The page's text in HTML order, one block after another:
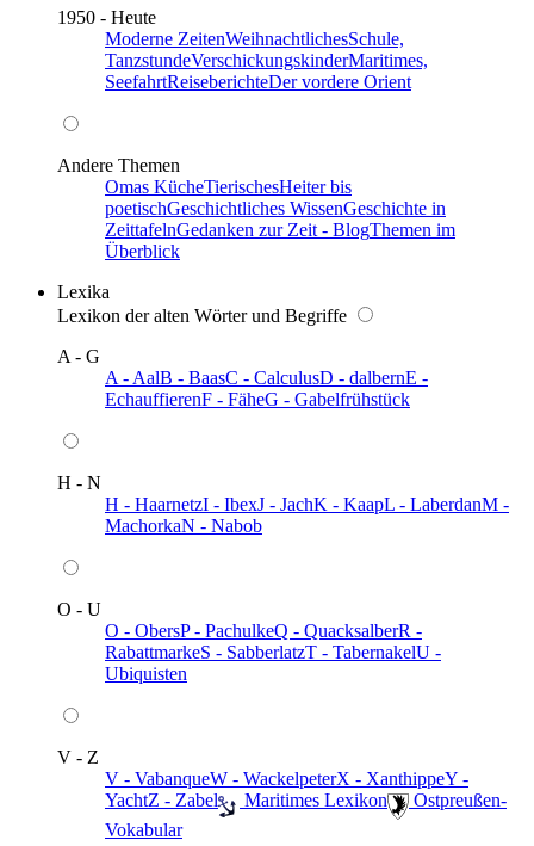
1950 - Heute
Moderne ZeitenWeihnachtlichesSchule,
TanzstundeVerschickungskinderMaritimes,
SeefahrtReiseberichteDer vordere Orient
Andere Themen
Omas KücheTierischesHeiter bis
poetischGeschichtliches WissenGeschichte in
ZeittafelnGedanken zur Zeit - BlogThemen im
Überblick
Lexika
Lexikon der alten Wörter und Begriffe
A - G
A - AalB - BaasC - CalculusD - dalbernE -
EchauffierenF - FäheG - Gabelfrühstück
H - N
H - HaarnetzI - IbexJ - JachK - KaapL - LaberdanM -
MachorkaN - Nabob
O - U
O - ObersP - PachulkeQ - QuacksalberR -
RabattmarkeS - SabberlatzT - TabernakelU -
Ubiquisten
V - Z
V - VabanqueW - WackelpeterX - XanthippeY -
YachtZ - Zabel ️ Maritimes Lexikon
️ Ostpreußen-
Vokabular